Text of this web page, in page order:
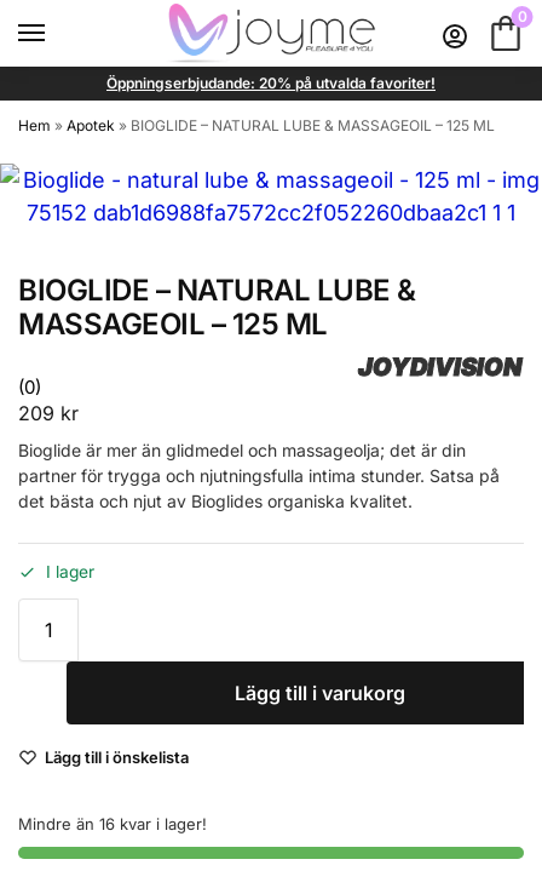
0
Öppningserbjudande: 20% på utvalda favoriter!
Hem » Apotek » BIOGLIDE – NATURAL LUBE & MASSAGEOIL – 125 ML
BIOGLIDE – NATURAL LUBE &
MASSAGEOIL – 125 ML
JOYDIVISION
(0)
209 kr
Bioglide är mer än glidmedel och massageolja; det är din
partner för trygga och njutningsfulla intima stunder. Satsa på
det bästa och njut av Bioglides organiska kvalitet.
I lager
Lägg till i varukorg
Lägg till i önskelista
Mindre än 16 kvar i lager!